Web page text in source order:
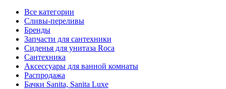
Все категории
Сливы-переливы
Бренды
Запчасти для сантехники
Сиденья для унитаза Roca
Сантехника
Аксессуары для ванной комнаты
Распродажа
Бачки Sanita, Sanita Luxe